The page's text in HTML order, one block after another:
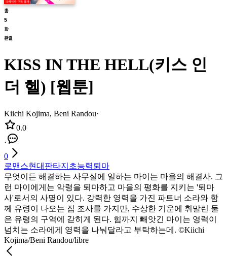
KISS IN THE HELL(키스 인
더 헬) [웹툰]
Kiichi Kojima, Beni Randou·
0.0
·
0
로맨스현대판타지 초능력퇴마
무엇이든 해결하는 사무실에 일하는 마이는 마을의 해결사. 그
런 마이에게는 악령을 퇴마하고 마을의 평화를 지키는 '퇴마
사'로서의 사명이 있다. 강력한 영력을 가진 파트너 소라와 함
께 유령이 나오는 집 조사를 가지만, 수상한 기운에 휘말린 둘
은 유령의 구역에 갇히게 된다. 힘까지 빼앗긴 마이는 영력이
넘치는 소라에게 영력을 나눠달라고 부탁하는데. ©Kiichi
Kojima/Beni Randou/libre